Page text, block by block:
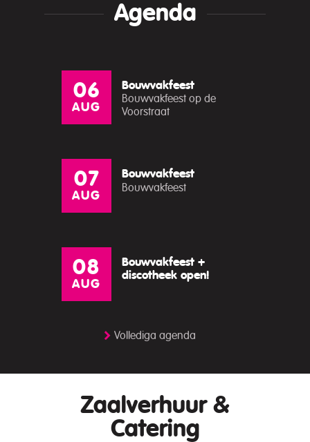
Agenda
06
AUG
Bouwvakfeest
Bouwvakfeest op de
Voorstraat
07
AUG
Bouwvakfeest
Bouwvakfeest
08
AUG
Bouwvakfeest +
discotheek open!
Vollediga agenda
Zaalverhuur &
Catering